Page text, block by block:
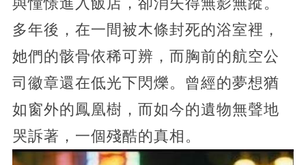
多年後，在一間被木條封死的浴室裡，
她們的骸骨依稀可辨，而胸前的航空公
司徽章還在低光下閃爍。曾經的夢想猶
如窗外的鳳凰樹，而如今的遺物無聲地
哭訴著，一個殘酷的真相。